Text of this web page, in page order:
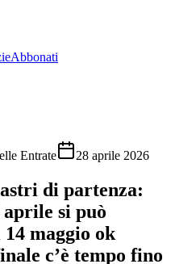
Abbonati
Entrate 28 aprile 2026
di partenza:
si può
maggio ok
c’è tempo fino